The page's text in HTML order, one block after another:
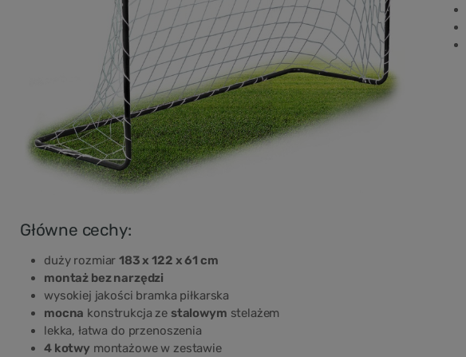
Główne cechy:
duży rozmiar183 x 122 x 61 cm
montaż bez narzędzi
wysokiej jakości bramka piłkarska
mocna konstrukcja ze stalowym stelażem
lekka, łatwa do przenoszenia
4 kotwymontażowe w zestawie